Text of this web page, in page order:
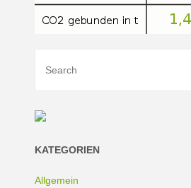
KATEGORIEN
Allgemein